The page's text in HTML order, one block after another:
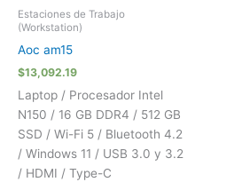
Estaciones de Trabajo
(Workstation)
Aoc am15
$13,092.19
Laptop / Procesador Intel
N150 / 16 GB DDR4 / 512 GB
SSD / Wi-Fi 5 / Bluetooth 4.2
/ Windows 11 / USB 3.0 y 3.2
/ HDMI / Type-C